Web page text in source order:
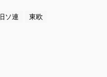
旧ソ連 東欧